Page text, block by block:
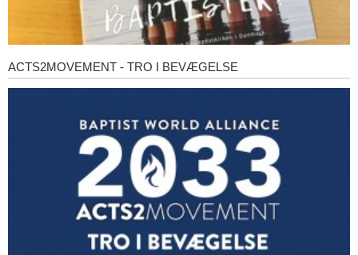
Acts2Movement
ACTS2MOVEMENT - TRO I BEVÆGELSE